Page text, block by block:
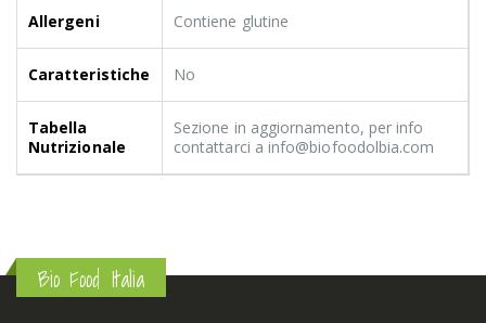
Allergeni Contiene glutine
Caratteristiche No
Tabella
Nutrizionale
Sezione in aggiornamento, per info
contattarci a info@biofoodolbia.com
Bio Food Italia